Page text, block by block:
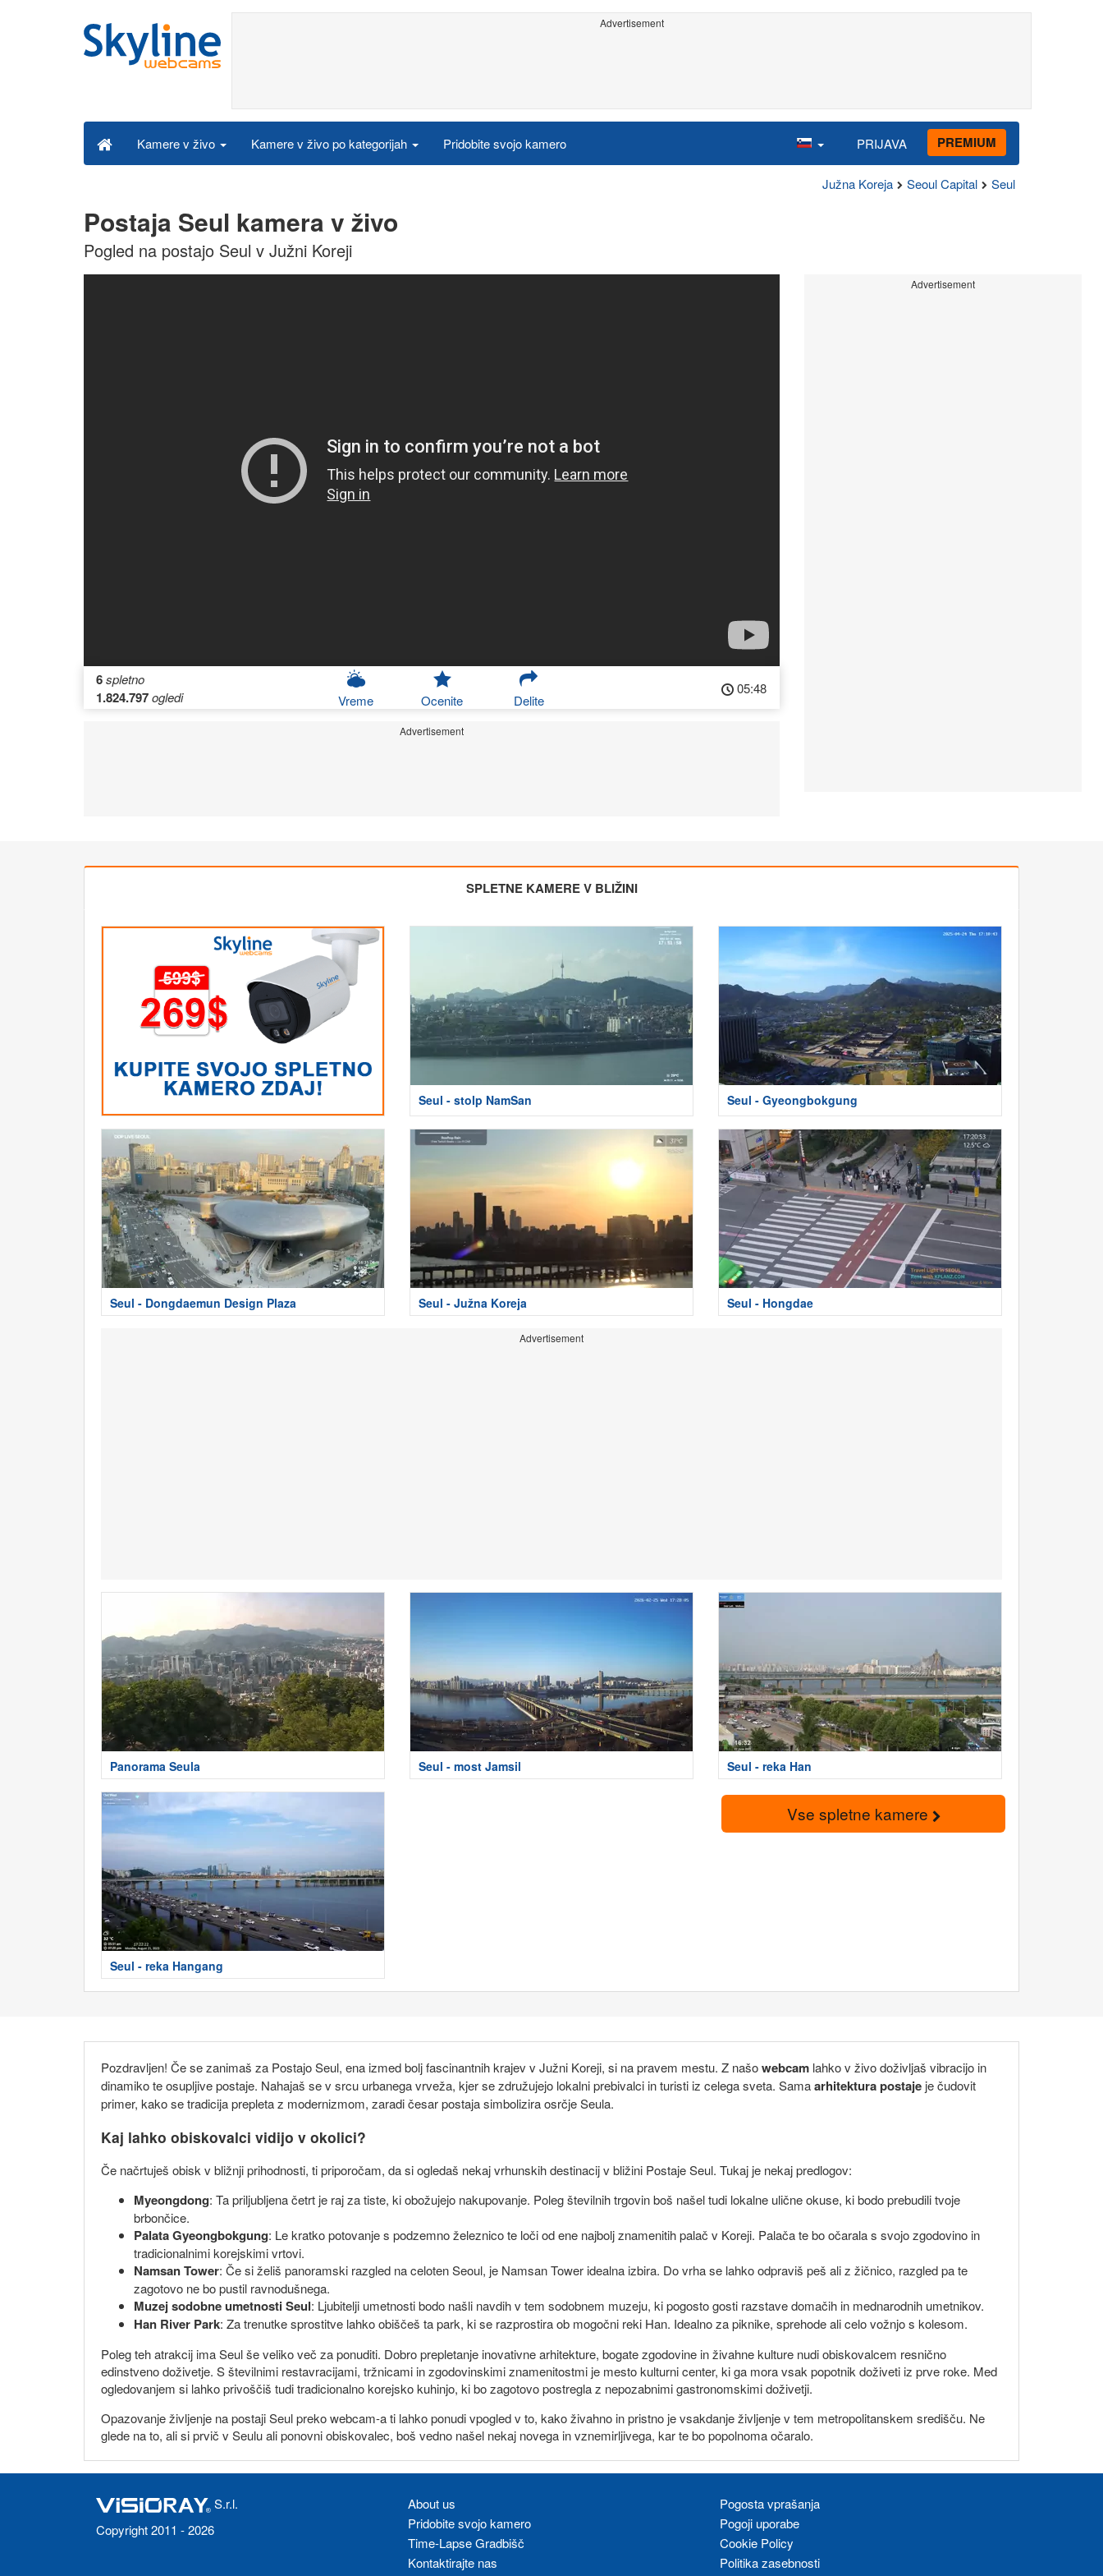
Advertisement
Kamere v živo Kamere v živo po kategorijah Pridobite svojo kamero PRIJAVA PREMIUM
Južna Koreja Seoul Capital Seul
Postaja Seul kamera v živo
Pogled na postajo Seul v Južni Koreji
6spletno
1.824.797ogledi Vreme Ocenite Delite
05:48
Advertisement
Advertisement
SPLETNE KAMERE V BLIŽINI
Seul - stolp NamSan Seul - Gyeongbokgung
Seul - Dongdaemun Design Plaza Seul - Južna Koreja Seul - Hongdae
Advertisement
Panorama Seula Seul - most Jamsil Seul - reka Han
Seul - reka Hangang
Vse spletne kamere
Pozdravljen! Če se zanimaš za Postajo Seul, ena izmed bolj fascinantnih krajev v Južni Koreji, si na pravem mestu. Z našowebcam lahko v živo doživljaš vibracijo in
dinamiko te osupljive postaje. Nahajaš se v srcu urbanega vrveža, kjer se združujejo lokalni prebivalci in turisti iz celega sveta. Samaarhitektura postaje je čudovit
primer, kako se tradicija prepleta z modernizmom, zaradi česar postaja simbolizira osrčje Seula.
Kaj lahko obiskovalci vidijo v okolici?
Če načrtuješ obisk v bližnji prihodnosti, ti priporočam, da si ogledaš nekaj vrhunskih destinacij v bližini Postaje Seul. Tukaj je nekaj predlogov:
Myeongdong: Ta priljubljena četrt je raj za tiste, ki obožujejo nakupovanje. Poleg številnih trgovin boš našel tudi lokalne ulične okuse, ki bodo prebudili tvoje
brbončice.
Palata Gyeongbokgung: Le kratko potovanje s podzemno železnico te loči od ene najbolj znamenitih palač v Koreji. Palača te bo očarala s svojo zgodovino in
tradicionalnimi korejskimi vrtovi.
Namsan Tower: Če si želiš panoramski razgled na celoten Seoul, je Namsan Tower idealna izbira. Do vrha se lahko odpraviš peš ali z žičnico, razgled pa te
zagotovo ne bo pustil ravnodušnega.
Muzej sodobne umetnosti Seul: Ljubitelji umetnosti bodo našli navdih v tem sodobnem muzeju, ki pogosto gosti razstave domačih in mednarodnih umetnikov.
Han River Park: Za trenutke sprostitve lahko obiščeš ta park, ki se razprostira ob mogočni reki Han. Idealno za piknike, sprehode ali celo vožnjo s kolesom.
Poleg teh atrakcij ima Seul še veliko več za ponuditi. Dobro prepletanje inovativne arhitekture, bogate zgodovine in živahne kulture nudi obiskovalcem resnično
edinstveno doživetje. S številnimi restavracijami, tržnicami in zgodovinskimi znamenitostmi je mesto kulturni center, ki ga mora vsak popotnik doživeti iz prve roke. Med
ogledovanjem si lahko privoščiš tudi tradicionalno korejsko kuhinjo, ki bo zagotovo postregla z nepozabnimi gastronomskimi doživetji.
Opazovanje življenje na postaji Seul preko webcam-a ti lahko ponudi vpogled v to, kako živahno in pristno je vsakdanje življenje v tem metropolitanskem središču. Ne
glede na to, ali si prvič v Seulu ali ponovni obiskovalec, boš vedno našel nekaj novega in vznemirljivega, kar te bo popolnoma očaralo.
S.r.l.
Copyright 2011 - 2026
About us
Pridobite svojo kamero
Time-Lapse Gradbišč
Kontaktirajte nas
Pogosta vprašanja
Pogoji uporabe
Cookie Policy
Politika zasebnosti